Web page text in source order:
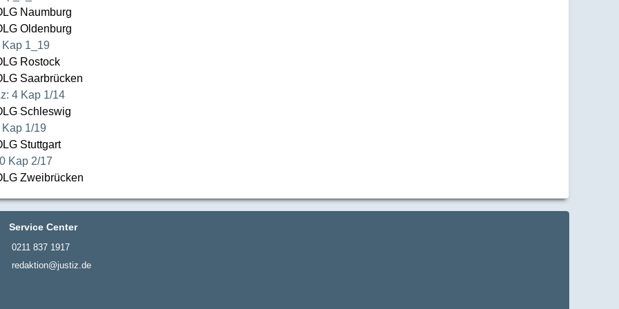
Naumburg
Oldenburg
1_19
Rostock
Saarbrücken
4 Kap 1/14
Schleswig
1/19
Stuttgart
Kap 2/17
Zweibrücken
Service Center
0211 837 1917
redaktion@justiz.de